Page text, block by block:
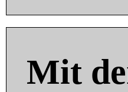
Mit